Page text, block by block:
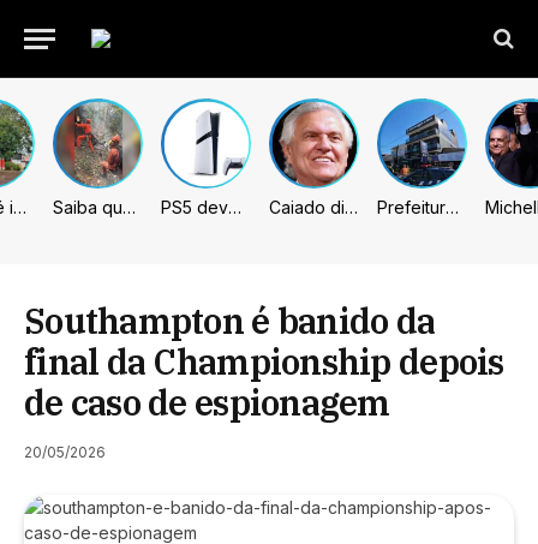
Sumaré inicia retirada de murtas para combater doença que ameaça a citricultura Saiba quem são as 4 vítimas de queda de helicóptero no Rio de Janeiro PS5 deve receber melhorias no PSSR com nova atualização de sistema Caiado diz que “governa” com emendas e julga facções terroristas Prefeitura de Sumaré inaugura nova subsede da GCM na Área Cura
Southampton é banido da
final da Championship depois
de caso de espionagem
20/05/2026